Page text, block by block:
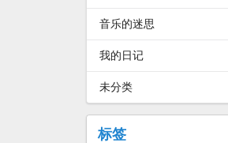
音乐的迷思
我的日记
未分类
标签